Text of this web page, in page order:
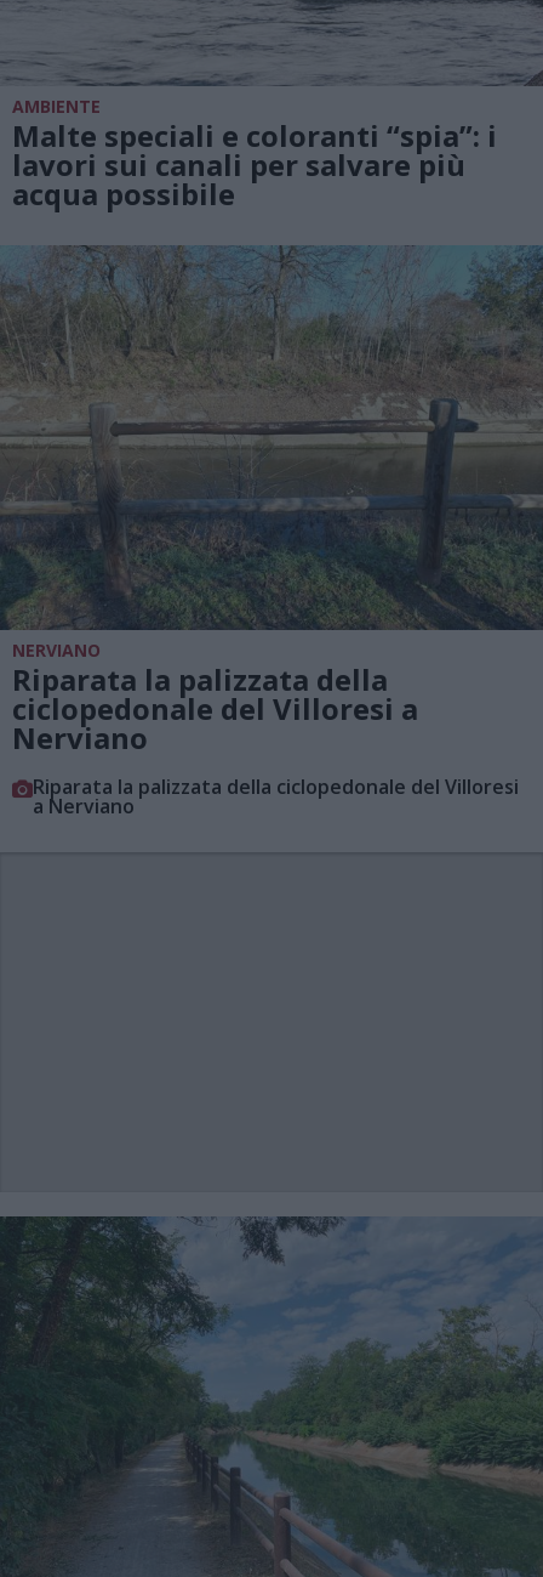
AMBIENTE
Malte speciali e coloranti “spia”: i
lavori sui canali per salvare più
acqua possibile
NERVIANO
Riparata la palizzata della
ciclopedonale del Villoresi a
Nerviano
Riparata la palizzata della ciclopedonale del Villoresi
a Nerviano